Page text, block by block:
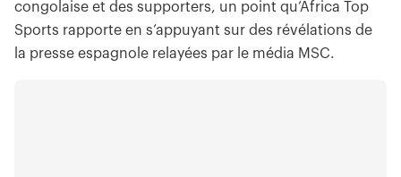
congolaise et des supporters, un point qu’Africa Top
Sports rapporte en s’appuyant sur des révélations de
la presse espagnole relayées par le média MSC.